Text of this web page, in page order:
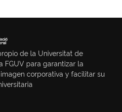
de la Universitat de
FGUV para garantizar la
corporativa y facilitar su